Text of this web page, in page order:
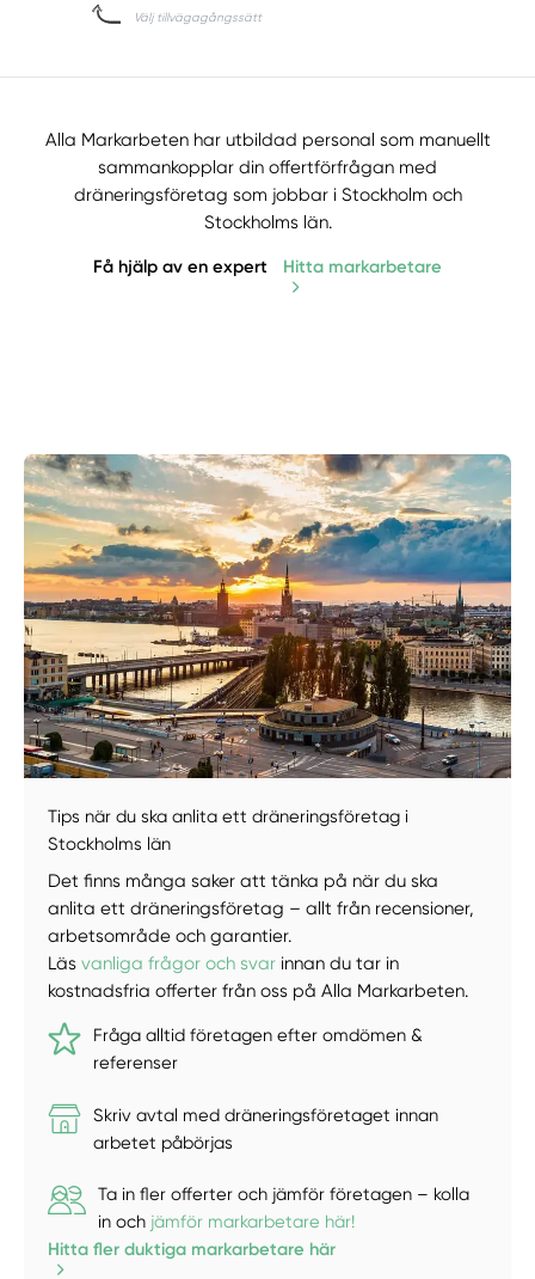
Manuellt Få hjälp
Välj tillvägagångssätt
Alla Markarbeten har utbildad personal som manuellt
sammankopplar din offertförfrågan med
dräneringsföretag som jobbar i Stockholm och
Stockholms län.
Få hjälp av en expert Hitta markarbetare
Tips när du ska anlita ett dräneringsföretag i
Stockholms län
Det finns många saker att tänka på när du ska
anlita ett dräneringsföretag – allt från recensioner,
arbetsområde och garantier.
Läsvanliga frågor och svar innan du tar in
kostnadsfria offerter från oss på Alla Markarbeten.
Fråga alltid företagen efter omdömen &
referenser
Skriv avtal med dräneringsföretaget innan
arbetet påbörjas
Ta in fler offerter och jämför företagen – kolla
in och jämför markarbetare här!
Hitta fler duktiga markarbetare här